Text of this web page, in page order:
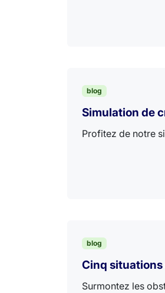
blog
Simulation de
Profitez de notre
blog
Cinq
Surmontez les